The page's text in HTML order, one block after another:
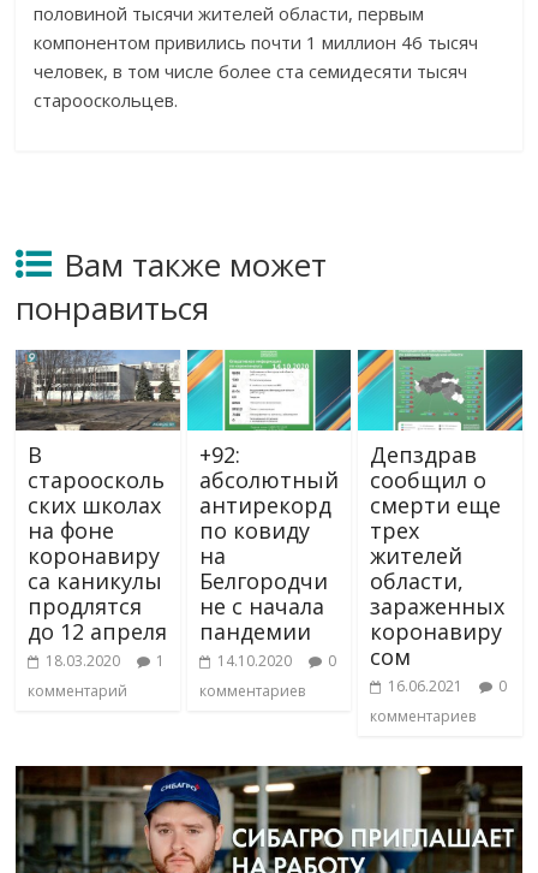
половиной тысячи жителей области, первым
компонентом привились почти 1 миллион 46 тысяч
человек, в том числе более ста семидесяти тысяч
старооскольцев.
Вам также может
понравиться
В
староосколь
ских школах
на фоне
коронавиру
са каникулы
продлятся
до 12 апреля
18.03.2020
1
комментарий
+92:
абсолютный
антирекорд
по ковиду
на
Белгородчи
не с начала
пандемии
14.10.2020
0
комментариев
Депздрав
сообщил о
смерти еще
трех
жителей
области,
зараженных
коронавиру
сом
16.06.2021
0
комментариев